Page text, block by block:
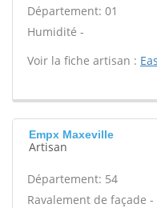
Département: 01
Humidité -
Voir la fiche artisan :
Empx Maxeville
Artisan
Département: 54
Ravalement de façade